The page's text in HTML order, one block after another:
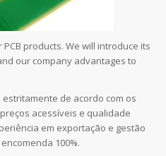
products. We will introduce its
our company advantages to
de acordo com os
acessíveis e qualidade
em exportação e gestão
100%.